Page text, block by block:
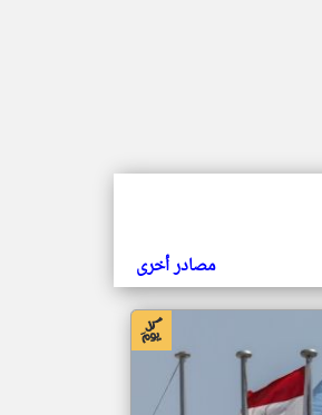
مصادر أخرى